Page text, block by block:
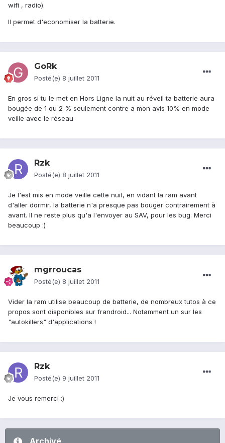
wifi , radio).
Il permet d'economiser la batterie.
GoRk
Posté(e) 8 juillet 2011
En gros si tu le met en Hors Ligne la nuit au réveil ta batterie aura
bougée de 1 ou 2 % seulement contre a mon avis 10% en mode
veille avec le réseau
Rzk
Posté(e) 8 juillet 2011
Je l'est mis en mode veille cette nuit, en vidant la ram avant
d'aller dormir, la batterie n'a presque pas bouger contrairement à
avant. Il ne reste plus qu'a l'envoyer au SAV, pour les bug. Merci
beaucoup :)
mgrroucas
Posté(e) 8 juillet 2011
Vider la ram utilise beaucoup de batterie, de nombreux tutos à ce
propos sont disponibles sur frandroid... Notamment un sur les
"autokillers" d'applications !
Rzk
Posté(e) 9 juillet 2011
Je vous remerci :)